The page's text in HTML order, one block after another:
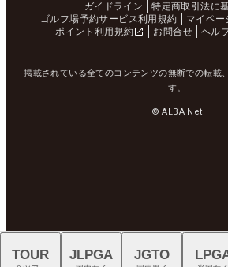
ガイドライン
特定商取引法に
ゴルフ場予約サービス利用規約
マイペ
ポイント利用規約
お問合せ ヘル
掲載されている全てのコンテンツの無断での転載
す。
© ALBA Net
TOUR JLPGA JGTO